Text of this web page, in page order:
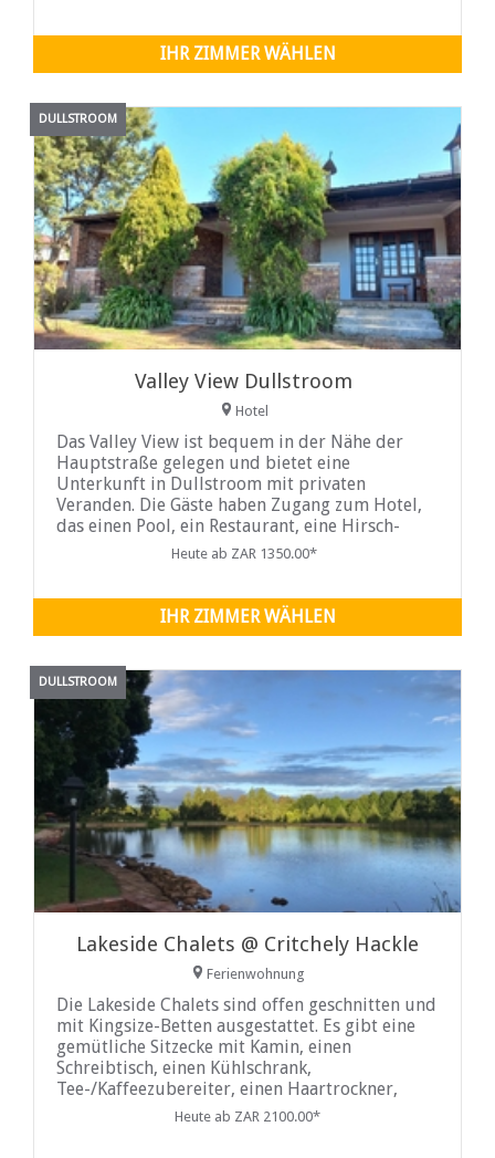
IHR ZIMMER WÄHLEN
DULLSTROOM
Valley View Dullstroom
Hotel
Das Valley View ist bequem in der Nähe der
Hauptstraße gelegen und bietet eine
Unterkunft in Dullstroom mit privaten
Veranden. Die Gäste haben Zugang zum Hotel,
das einen Pool, ein Restaurant, eine Hirsch-
und Kronen -Whisky -Bar, ein Haven -Spa und
Heute ab ZAR 1350.00*
IHR ZIMMER WÄHLEN
DULLSTROOM
Lakeside Chalets @ Critchely Hackle
Ferienwohnung
Die Lakeside Chalets sind offen geschnitten und
mit Kingsize-Betten ausgestattet. Es gibt eine
gemütliche Sitzecke mit Kamin, einen
Schreibtisch, einen Kühlschrank,
Tee-/Kaffeezubereiter, einen Haartrockner,
Toilettenartikel und eine Terrasse mit Blick auf
Heute ab ZAR 2100.00*